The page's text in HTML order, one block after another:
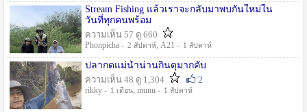
Stream Fishing แล้วเราจะกลับมาพบกันใหม่ใน
วันที่ทุกคนพร้อม
ความเห็น 57 ดู 660
Phonpicha - 2 สัปดาห์, A21 - 1 สัปดาห์
ปลากดแม่น้ำน่านกินดุมากคับ
ความเห็น 48 ดู 1,304
2
rikky - 1 เดือน, munu - 1 สัปดาห์